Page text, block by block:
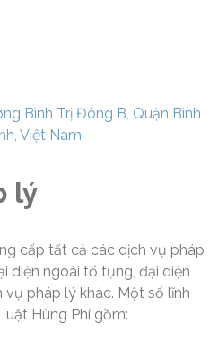
Bình Trị Đông B, Quận Bình
Việt Nam
lý
cấp tất cả các dịch vụ pháp
diện ngoài tố tụng, đại diện
pháp lý khác. Một số lĩnh
Hùng Phí gồm: